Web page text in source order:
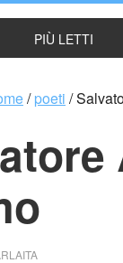
PIÙ LETTI
/ poeti /